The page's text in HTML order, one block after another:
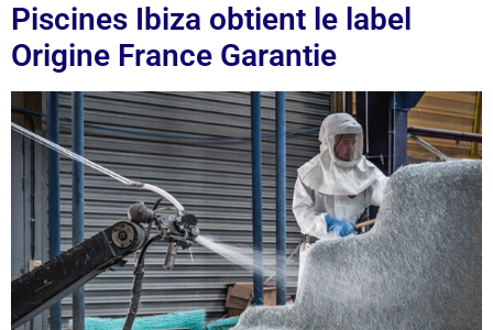
Piscines Ibiza obtient le label
Origine France Garantie